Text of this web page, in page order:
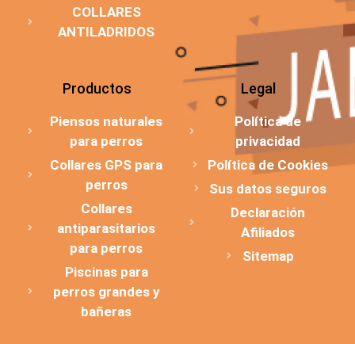
COLLARES
ANTILADRIDOS
Productos
Piensos naturales
para perros
Collares GPS para
perros
Collares
antiparasitarios
para perros
Piscinas para
perros grandes y
bañeras
Legal
Política de
privacidad
Política de Cookies
Sus datos seguros
Declaración
Afiliados
Sitemap